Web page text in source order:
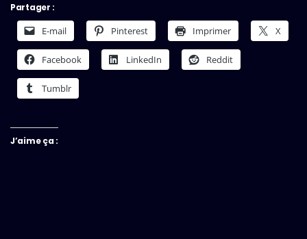
Partager :
E-mail Pinterest Imprimer X
Facebook LinkedIn Reddit
Tumblr
J’aime ça :